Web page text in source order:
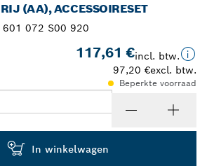
(AA), ACCESSOIRESET
601 072 S00 920
117,61 €incl. btw.
97,20 €excl. btw.
Beperkte voorraad
In winkelwagen